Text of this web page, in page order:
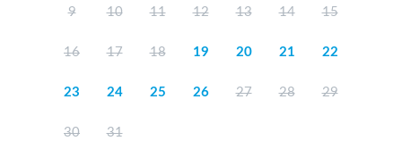
9 10 11 12 13 14 15
16 17 18 19 20 21 22
23 24 25 26 27 28 29
30 31